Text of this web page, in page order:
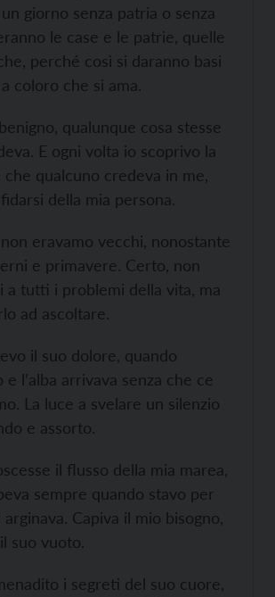
giorno senza patria o senza
le case e le patrie, quelle
perché così si daranno basi
coloro che si ama.
qualunque cosa stesse
E ogni volta io scoprivo la
qualcuno credeva in me,
della mia persona.
eravamo vecchi, nonostante
e primavere. Certo, non
a tutti i problemi della vita, ma
ad ascoltare.
il suo dolore, quando
l’alba arrivava senza che ce
La luce a svelare un silenzio
e assorto.
il flusso della mia marea,
sempre quando stavo per
Capiva il mio bisogno,
suo vuoto.
i segreti del suo cuore,